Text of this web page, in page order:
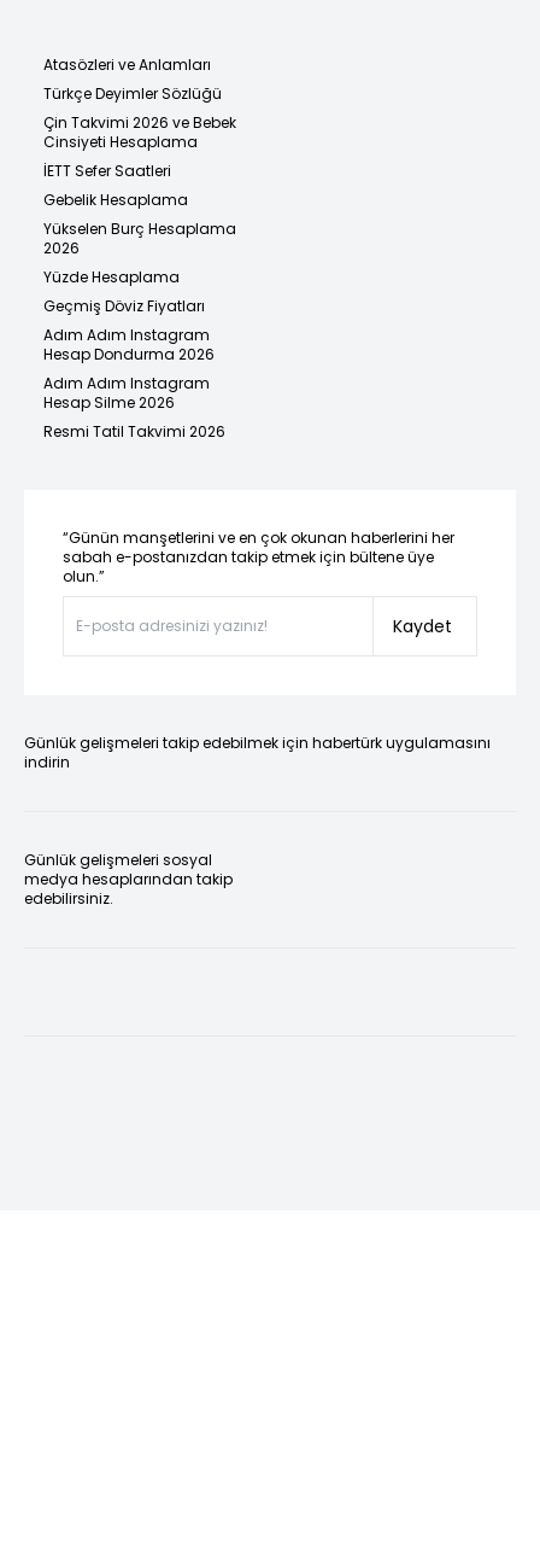
Atasözleri ve Anlamları
Türkçe Deyimler Sözlüğü
Çin Takvimi 2026 ve Bebek
Cinsiyeti Hesaplama
İETT Sefer Saatleri
Gebelik Hesaplama
Yükselen Burç Hesaplama
2026
Yüzde Hesaplama
Geçmiş Döviz Fiyatları
Adım Adım Instagram
Hesap Dondurma 2026
Adım Adım Instagram
Hesap Silme 2026
Resmi Tatil Takvimi 2026
“Günün manşetlerini ve en çok okunan haberlerini her
sabah e-postanızdan takip etmek için bültene üye
olun.”
Kaydet
Günlük gelişmeleri takip edebilmek için habertürk uygulamasını
indirin
Günlük gelişmeleri sosyal
medya hesaplarından takip
edebilirsiniz.